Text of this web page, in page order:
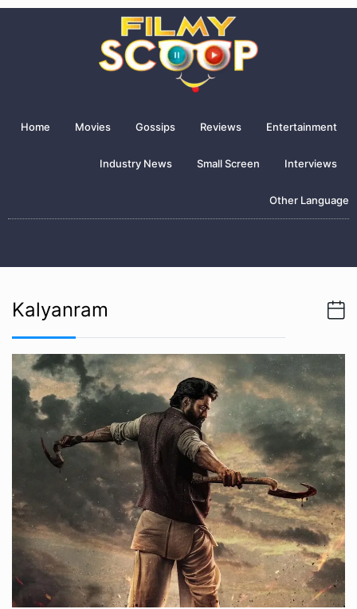
Home Movies Gossips Reviews Entertainment
Industry News Small Screen Interviews
Other Language
Kalyanram